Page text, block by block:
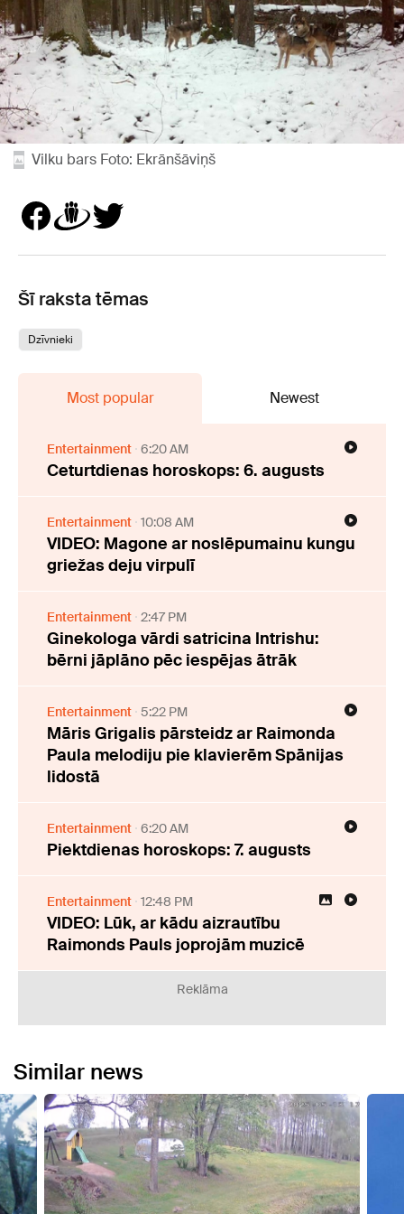
Vilku bars Foto: Ekrānšāviņš
Šī raksta tēmas
Dzīvnieki
Most popular Newest
Entertainment 6:20 AM
Ceturtdienas horoskops: 6. augusts
Entertainment 10:08 AM
VIDEO: Magone ar noslēpumainu kungu
griežas deju virpulī
Entertainment 2:47 PM
Ginekologa vārdi satricina Intrishu:
bērni jāplāno pēc iespējas ātrāk
Entertainment 5:22 PM
Māris Grigalis pārsteidz ar Raimonda
Paula melodiju pie klavierēm Spānijas
lidostā
Entertainment 6:20 AM
Piektdienas horoskops: 7. augusts
Entertainment 12:48 PM
VIDEO: Lūk, ar kādu aizrautību
Raimonds Pauls joprojām muzicē
Reklāma
Similar news